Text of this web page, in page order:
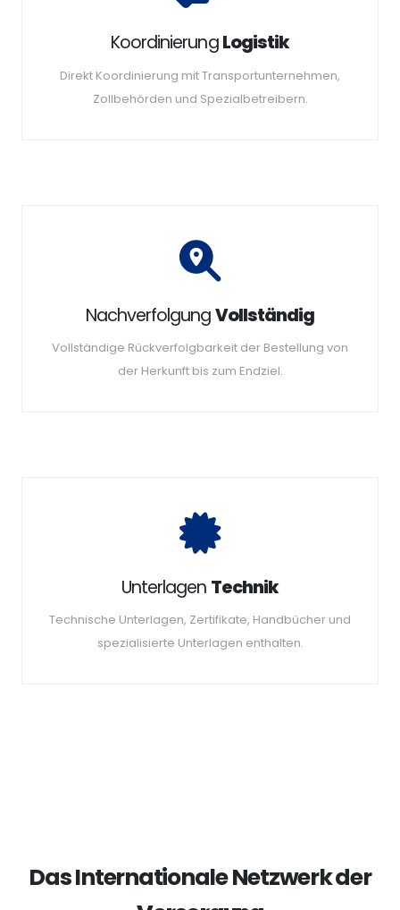
KoordinierungLogistik
Direkt Koordinierung mit Transportunternehmen,
Zollbehörden und Spezialbetreibern.
NachverfolgungVollständig
Vollständige Rückverfolgbarkeit der Bestellung von
der Herkunft bis zum Endziel.
Unterlagen Technik
Technische Unterlagen, Zertifikate, Handbücher und
spezialisierte Unterlagen enthalten.
Das Internationale Netzwerk der